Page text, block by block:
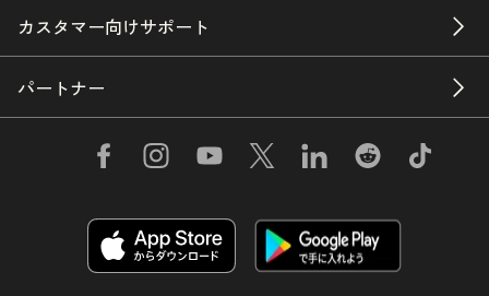
カスタマー向けサポート
パートナー